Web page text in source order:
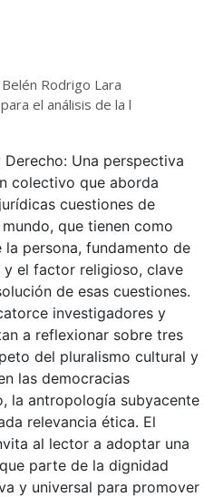
Rodrigo Lara
el análisis de la l
Una perspectiva
colectivo que aborda
cuestiones de
que tienen como
persona, fundamento de
el factor religioso, clave
de esas cuestiones.
investigadores y
a reflexionar sobre tres
del pluralismo cultural y
las democracias
la antropología subyacente
relevancia ética. El
al lector a adoptar una
parte de la dignidad
y universal para promover